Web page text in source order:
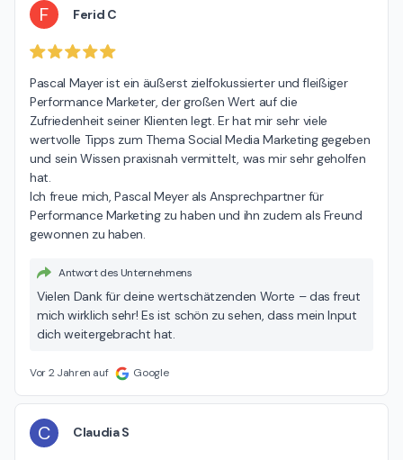
F Ferid C
Pascal Mayer ist ein äußerst zielfokussierter und fleißiger
Performance Marketer, der großen Wert auf die
Zufriedenheit seiner Klienten legt. Er hat mir sehr viele
wertvolle Tipps zum Thema Social Media Marketing gegeben
und sein Wissen praxisnah vermittelt, was mir sehr geholfen
hat.
Ich freue mich, Pascal Meyer als Ansprechpartner für
Performance Marketing zu haben und ihn zudem als Freund
gewonnen zu haben.
Antwort des Unternehmens
Vielen Dank für deine wertschätzenden Worte – das freut
mich wirklich sehr! Es ist schön zu sehen, dass mein Input
dich weitergebracht hat.
Vor 2 Jahren auf Google
C Claudia S